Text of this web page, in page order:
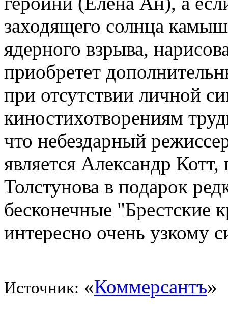
заходящего солнца
ядерного взрыва,
приобретет
при отсутствии личной
киностихотворениям
что небездарный
является Александр
Толстунова в подарок
бесконечные "Брестские
интересно очень узкому
Источник: «Коммерсантъ»